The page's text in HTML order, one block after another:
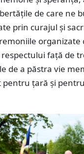
de care ne
prin curajul și
organizate
față de
de a păstra vie
pentru țară și